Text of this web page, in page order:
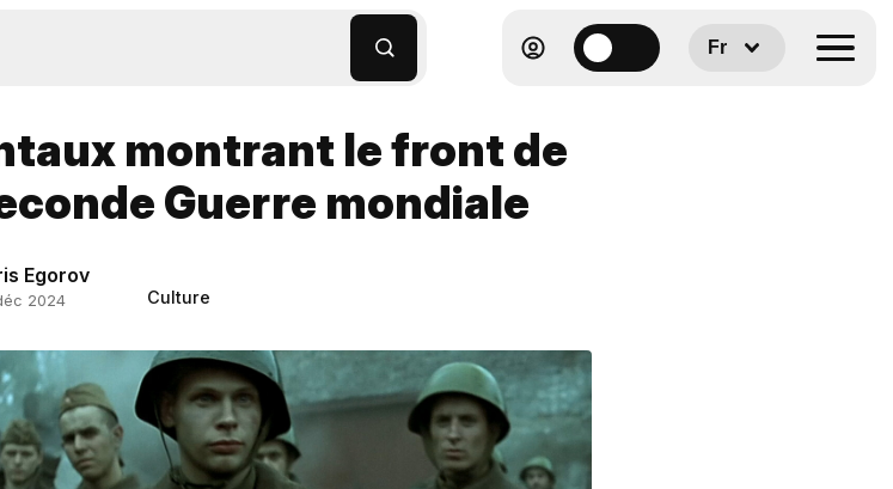
Fr
montrant le front de
Guerre mondiale
Egorov
2024 Culture